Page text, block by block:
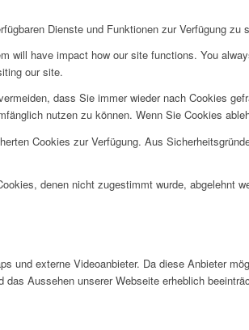
Dienste und Funktionen zur Verfügung zu
have impact how our site functions. You
our site.
dass Sie immer wieder nach Cookies
nutzen zu können. Wenn Sie Cookies
Cookies zur Verfügung. Aus
denen nicht zugestimmt wurde, abgelehnt
und externe Videoanbieter. Da diese Anbieter
Aussehen unserer Webseite erheblich